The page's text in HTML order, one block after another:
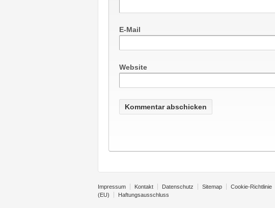
E-Mail
Website
Impressum Kontakt Datenschutz Sitemap Cookie-Richtlinie
(EU)
Haftungsausschluss